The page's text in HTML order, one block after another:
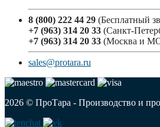
8 (800) 222 44 29 (Бесплатный
+7 (963) 314 20 33 (Санкт-
+7 (963) 314 20 33 (Москва и
sales@protara.ru
2026 © ПроТара - Производство и